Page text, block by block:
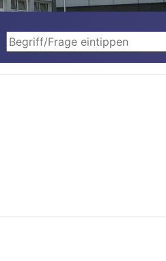
Begriff/Frage eintippen